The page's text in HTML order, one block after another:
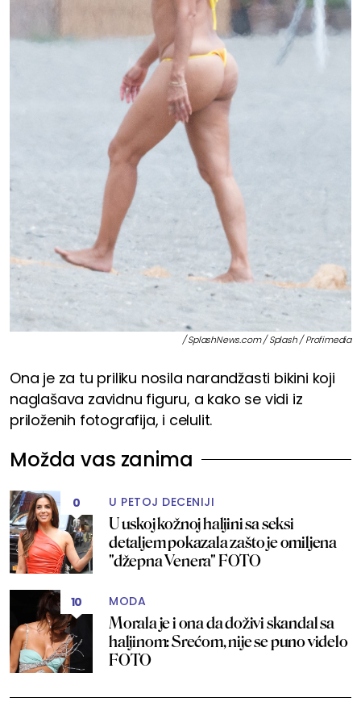
/ SplashNews.com / Splash / Profimedia
Ona je za tu priliku nosila narandžasti bikini koji
naglašava zavidnu figuru, a kako se vidi iz
priloženih fotografija, i celulit.
Možda vas zanima
0 U PETOJ DECENIJI
U uskoj kožnoj haljini sa seksi
detaljem pokazala zašto je omiljena
"džepna Venera" FOTO
10 MODA
Morala je i ona da doživi skandal sa
haljinom: Srećom, nije se puno videlo
FOTO